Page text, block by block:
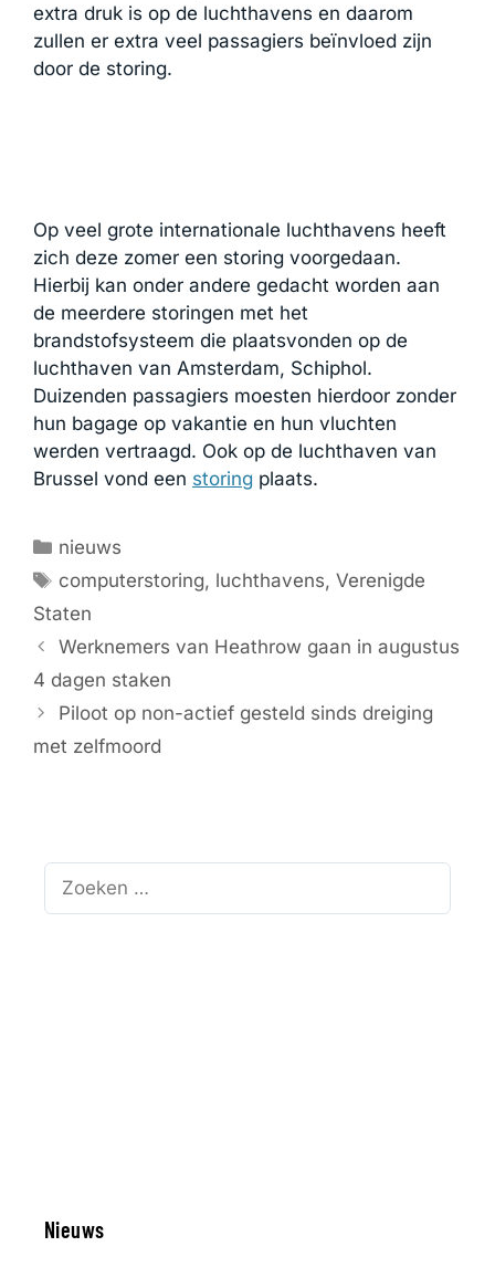
extra druk is op de luchthavens en daarom
zullen er extra veel passagiers beïnvloed zijn
door de storing.
Op veel grote internationale luchthavens heeft
zich deze zomer een storing voorgedaan.
Hierbij kan onder andere gedacht worden aan
de meerdere storingen met het
brandstofsysteem die plaatsvonden op de
luchthaven van Amsterdam, Schiphol.
Duizenden passagiers moesten hierdoor zonder
hun bagage op vakantie en hun vluchten
werden vertraagd. Ook op de luchthaven van
Brussel vond een storing plaats.
Categorieën
nieuws
Tags
computerstoring, luchthavens,Verenigde
Staten
Werknemers van Heathrow gaan in augustus
4 dagen staken
Piloot op non-actief gesteld sinds dreiging
met zelfmoord
naar:
Nieuws